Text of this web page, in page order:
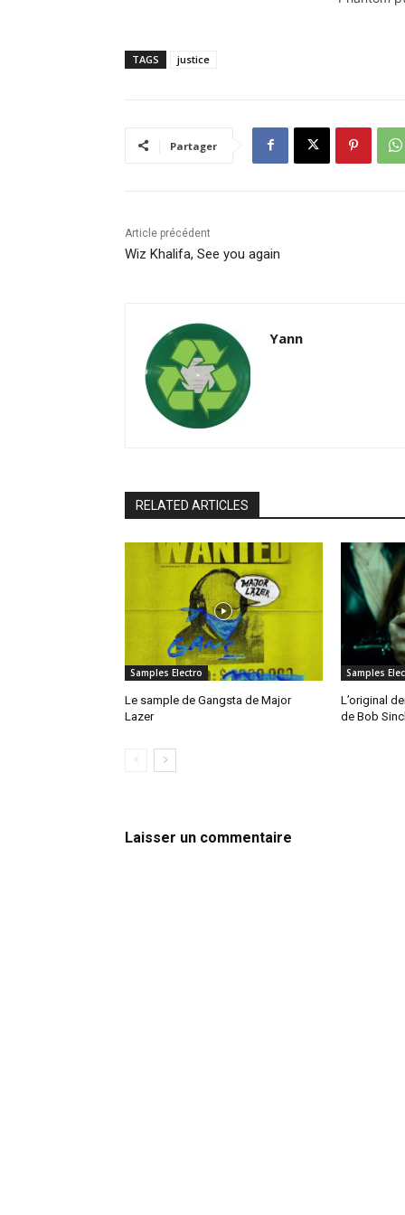
TAGS justice
Partager
Article précédent
Wiz Khalifa, See you again
Yann
RELATED ARTICLES
Samples Electro
Le sample de Gangsta de Major
Lazer
Samples
L’original
de Bob
Laisser un commentaire